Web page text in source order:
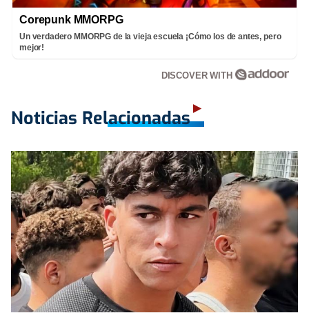
Corepunk MMORPG
Un verdadero MMORPG de la vieja escuela ¡Cómo los de antes, pero
mejor!
DISCOVER WITH
Noticias Relacionadas